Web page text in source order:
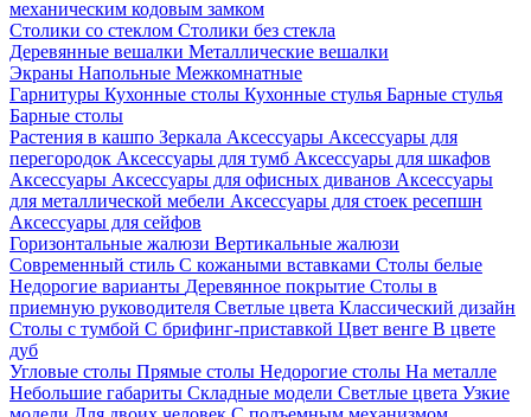
механическим кодовым замком
Столики со стеклом Столики без стекла
Деревянные вешалки Металлические вешалки
Экраны Напольные Межкомнатные
Гарнитуры Кухонные столы Кухонные стулья Барные стулья
Барные столы
Растения в кашпо Зеркала Аксессуары Аксессуары для
перегородок Аксессуары для тумб Аксессуары для шкафов
Аксессуары Аксессуары для офисных диванов Аксессуары
для металлической мебели Аксессуары для стоек ресепшн
Аксессуары для сейфов
Горизонтальные жалюзи Вертикальные жалюзи
Современный стиль С кожаными вставками Столы белые
Недорогие варианты Деревянное покрытие Столы в
приемную руководителя Светлые цвета Классический дизайн
Столы с тумбой С брифинг-приставкой Цвет венге В цвете
дуб
Угловые столы Прямые столы Недорогие столы На металле
Небольшие габариты Складные модели Светлые цвета Узкие